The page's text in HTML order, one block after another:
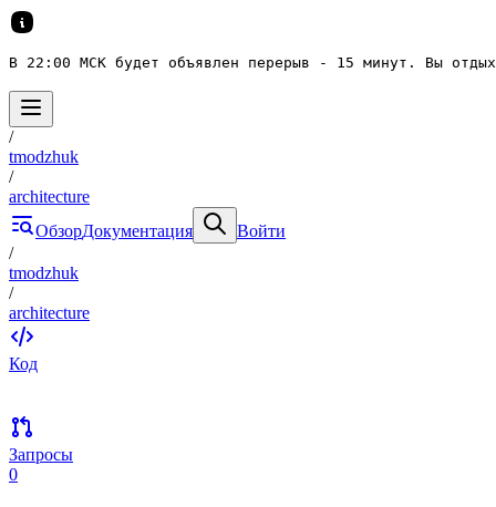
В 22:00 МСК будет объявлен перерыв - 15 минут. Вы
/
tmodzhuk
/
architecture
ОбзорДокументация
Войти
/
tmodzhuk
/
architecture
Код
Запросы
0